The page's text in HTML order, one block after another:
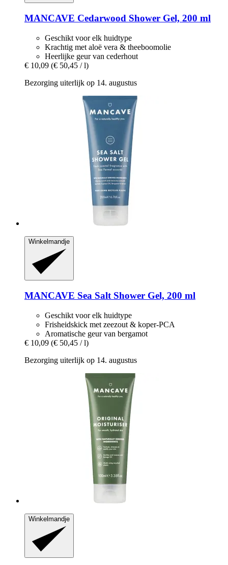
MANCAVE Cedarwood Shower Gel, 200 ml
Geschikt voor elk huidtype
Krachtig met aloë vera & theeboomolie
Heerlijke geur van cederhout
€ 10,09 (€ 50,45 / l)
Bezorging uiterlijk op 14. augustus
Winkelmandje
MANCAVE Sea Salt Shower Gel, 200 ml
Geschikt voor elk huidtype
Frisheidskick met zeezout & koper-PCA
Aromatische geur van bergamot
€ 10,09 (€ 50,45 / l)
Bezorging uiterlijk op 14. augustus
Winkelmandje